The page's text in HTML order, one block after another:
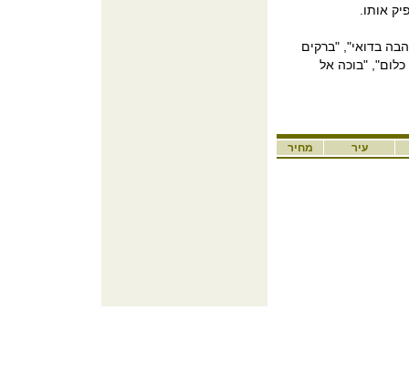
אותו.
בדואי", "ברקים
"בוכה אל
מחיר עיר